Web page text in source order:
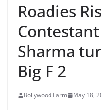
Roadies
Sharma
Big F 2
Bollywood Farm May 18,